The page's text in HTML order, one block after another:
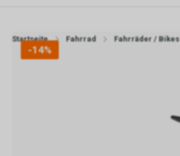
Startseite Fahrrad Fahrräder / Bikes
-14%